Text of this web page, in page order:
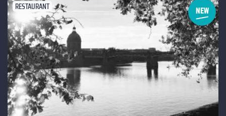
RESTAURANT
Précédent
Suivant